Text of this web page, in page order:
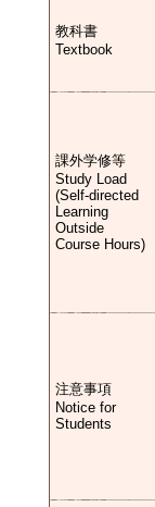
教科書
Textbook
課外学修等
Study Load
(Self-directed
Learning
Outside
Course Hours)
注意事項
Notice for
Students